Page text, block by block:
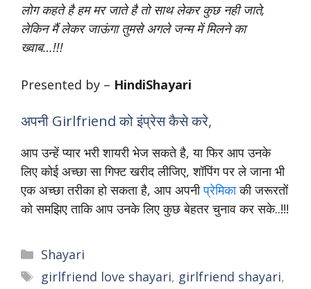
लोग कहते है हम मर जाते है तो साथ लेकर कुछ नही जाते,
लेकिन मैं लेकर जाऊंगा तुमसे अगले जन्म में मिलने का
ख्वाब…!!!
Presented by – HindiShayari
अपनी Girlfriend को इंप्रेस कैसे करे,
आप उन्हें प्यार भरी शायरी भेज सकते है, या फिर आप उनके
लिए कोई अच्छा सा गिफ्ट खरीद लीजिए, शॉपिंग पर ले जाना भी
एक अच्छा तरीका हो सकता है, आप अपनीप्रेमिकाकी जरूरतों
को समझिए ताकि आप उनके लिए कुछ बेहतर चुनाव कर सके..!!!
Shayari
girlfriend love shayari, girlfriend shayari,